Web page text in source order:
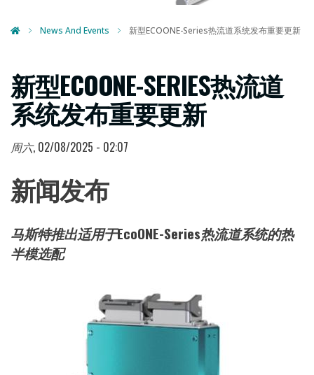
News And Events 新型ECOONE-Series热流道系统发布重要更新
新型ECOONE-SERIES热流道
系统发布重要更新
周六, 02/08/2025 - 02:07
新闻发布
马斯特推出适用于EcoONE-Series热流道系统的热
半模选配